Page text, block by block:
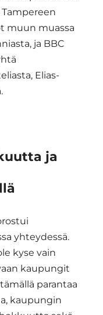
muun muassa
ja BBC
Elias-
ja
yhteydessä.
kyse vain
kaupungit
parantaa
kaupungin